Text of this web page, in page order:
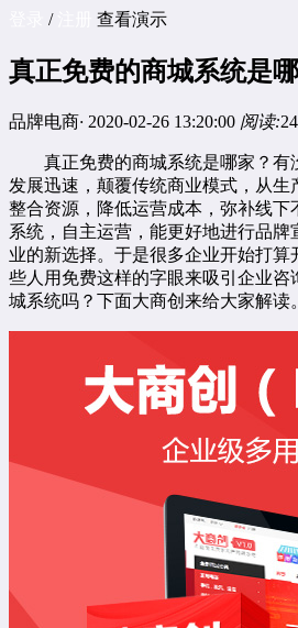
/注册 查看演示
真正免费的商城系统是
品牌电商· 2020-02-26 13:20:00 阅读:
真正免费的商城系统是哪家？有
发展迅速，颠覆传统商业模式，从
整合资源，降低运营成本，弥补线下
系统，自主运营，能更好地进行品牌
业的新选择。于是很多企业开始打算
些人用免费这样的字眼来吸引企业咨
城系统吗？下面大商创来给大家解读。